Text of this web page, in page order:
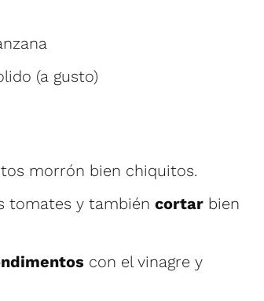
(a gusto)
morrón bien chiquitos.
tomates y también cortar bien
con el vinagre y